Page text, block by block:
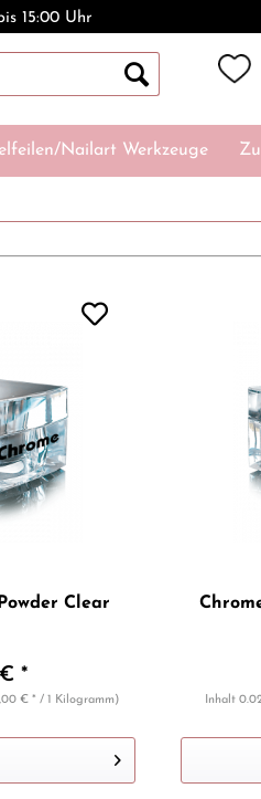
15:00 Uhr
Nailart Werkzeuge
Clear
*
€ * / 1 Kilogramm) Inhalt